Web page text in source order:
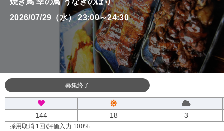
2026/07/29（水） 23:00～24:30
募集終了
144 18 3
採用取消 1回 /評価入力 100%